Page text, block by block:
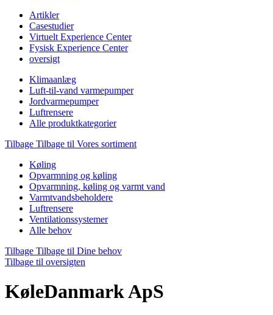
Artikler
Casestudier
Virtuelt Experience Center
Fysisk Experience Center
oversigt
Klimaanlæg
Luft-til-vand varmepumper
Jordvarmepumper
Luftrensere
Alle produktkategorier
Tilbage Tilbage til Vores sortiment
Køling
Opvarmning og køling
Opvarmning, køling og varmt vand
Varmtvandsbeholdere
Luftrensere
Ventilationssystemer
Alle behov
Tilbage Tilbage til Dine behov
Tilbage til oversigten
KøleDanmark ApS